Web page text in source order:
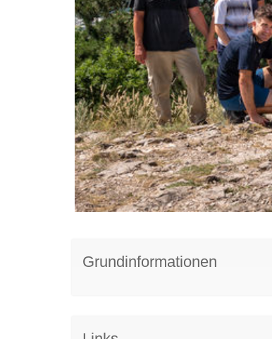
Grundinformationen